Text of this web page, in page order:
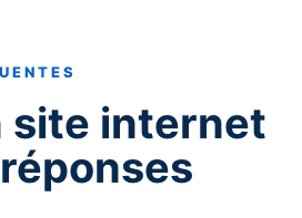
site internet